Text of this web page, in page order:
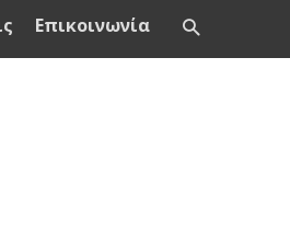
Επικοινωνία